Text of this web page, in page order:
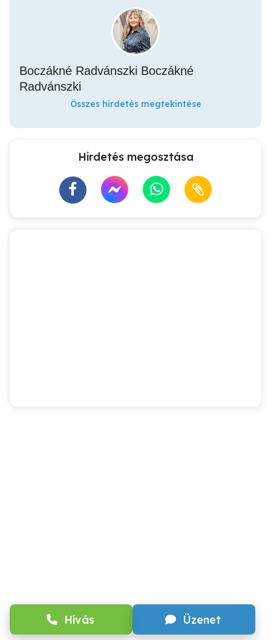
Hívás Üzenet
Boczákné Radvánszki Boczákné
Radvánszki
Összes hirdetés megtekintése
Hirdetés megosztása